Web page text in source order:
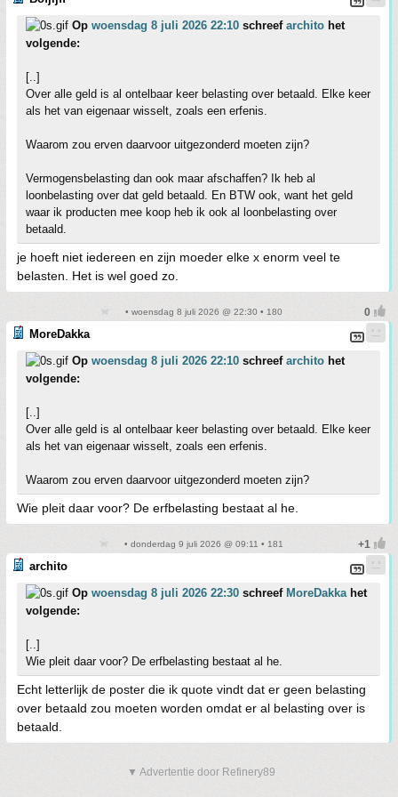
Op woensdag 8 juli 2026 22:10 schreef archito het
volgende:
[..]
Over alle geld is al ontelbaar keer belasting over betaald. Elke keer
als het van eigenaar wisselt, zoals een erfenis.
Waarom zou erven daarvoor uitgezonderd moeten zijn?
Vermogensbelasting dan ook maar afschaffen? Ik heb al
loonbelasting over dat geld betaald. En BTW ook, want het geld
waar ik producten mee koop heb ik ook al loonbelasting over
betaald.
je hoeft niet iedereen en zijn moeder elke x enorm veel te
belasten. Het is wel goed zo.
• woensdag 8 juli 2026 @ 22:30 • 180
MoreDakka
Op woensdag 8 juli 2026 22:10 schreef archito het
volgende:
[..]
Over alle geld is al ontelbaar keer belasting over betaald. Elke keer
als het van eigenaar wisselt, zoals een erfenis.
Waarom zou erven daarvoor uitgezonderd moeten zijn?
Wie pleit daar voor? De erfbelasting bestaat al he.
• donderdag 9 juli 2026 @ 09:11 • 181
archito
Op woensdag 8 juli 2026 22:30 schreef MoreDakkahet
volgende:
[..]
Wie pleit daar voor? De erfbelasting bestaat al he.
Echt letterlijk de poster die ik quote vindt dat er geen belasting
over betaald zou moeten worden omdat er al belasting over is
betaald.
▼ Advertentie door Refinery89